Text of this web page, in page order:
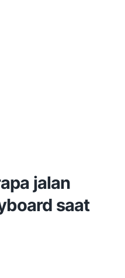
jalan
saat